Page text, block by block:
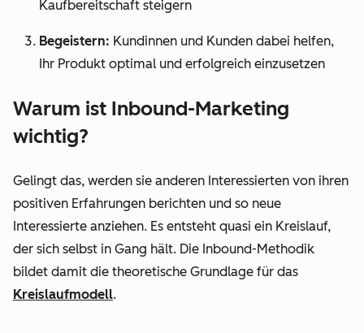
Kaufbereitschaft steigern
Begeistern: Kundinnen und Kunden dabei helfen,
Ihr Produkt optimal und erfolgreich einzusetzen
Warum ist Inbound-Marketing
wichtig?
Gelingt das, werden sie anderen Interessierten von ihren
positiven Erfahrungen berichten und so neue
Interessierte anziehen. Es entsteht quasi ein Kreislauf,
der sich selbst in Gang hält. Die Inbound-Methodik
bildet damit die theoretische Grundlage für das
Kreislaufmodell.